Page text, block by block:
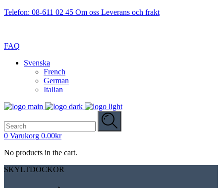
Telefon: 08-611 02 45 Om oss Leverans och frakt
FAQ
Svenska
French
German
Italian
for:
0 Varukorg 0.00kr
No products in the cart.
SKYLTDOCKOR